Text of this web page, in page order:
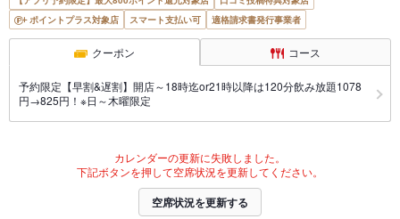
ポイントプラス対象店
スマート支払い可 適格請求書発行事業者
クーポン コース
予約限定【早割&遅割】開店～18時迄or21時以降は120分飲み放題1078
円→825円！※日～木曜限定
カレンダーの更新に失敗しました。
下記ボタンを押して空席状況を更新してください。
空席状況を更新する